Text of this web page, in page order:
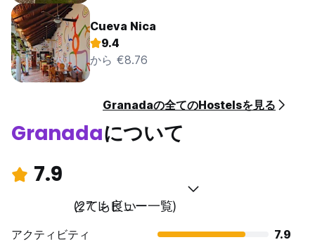
Cueva Nica
9.4
から €8.76
Granadaの全てのHostelsを見る
Granadaについて
7.9
とても良い
(27 レビュー一覧)
アクティビティ
7.9